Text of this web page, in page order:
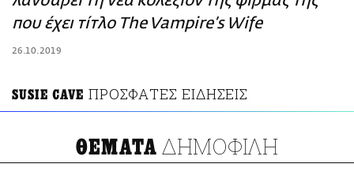
ΑΜΠΑ
που έχει τίτλο The Vampire’s Wife
26.10.2019
SUSIE CAVE ΠΡΟΣΦΑΤΕΣ ΕΙΔΗΣΕΙΣ
ΘΕΜΑΤΑ ΔΗΜΟΦΙΛΗ